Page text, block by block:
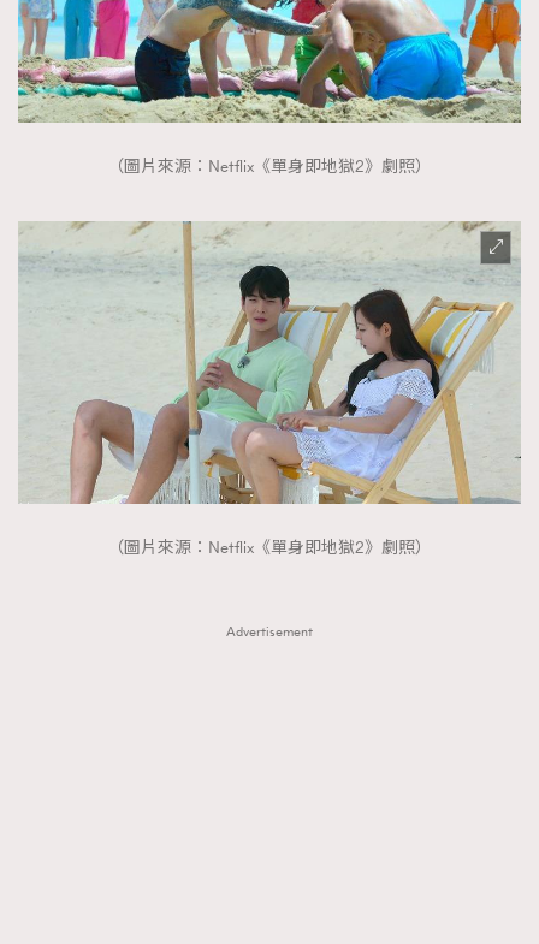
（圖片來源：Netflix《單身即地獄2》劇照）
（圖片來源：Netflix《單身即地獄2》劇照）
Advertisement